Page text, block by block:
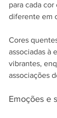
para cada
diferente em
Cores
associadas à
vibrantes,
associações
Emoções e